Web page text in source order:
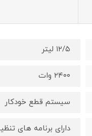
۱۲/۵ لیتر
۲۴۰۰ وات
سیستم قطع خودکار
دارای برنامه های